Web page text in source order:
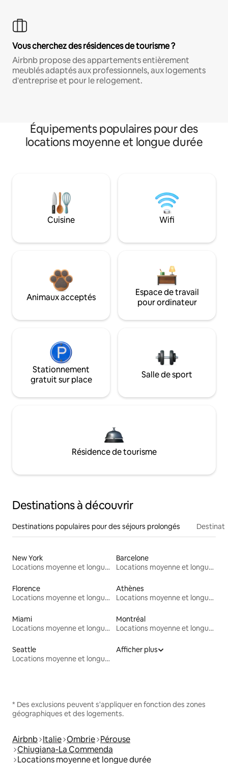
Vous cherchez des résidences de tourisme ?
Airbnb propose des appartements entièrement
meublés adaptés aux professionnels, aux logements
d'entreprise et pour le relogement.
Équipements populaires pour des
locations moyenne et longue durée
Cuisine Wifi
Animaux acceptés
Espace de travail
pour ordinateur
Stationnement
gratuit sur place
Salle de sport
Résidence de tourisme
Destinations à découvrir
Destinations populaires pour des séjours prolongés
New York
Locations moyenne et longue durée
Barcelone
Locations moyenne et longue durée
Florence
Locations moyenne et longue durée
Athènes
Locations moyenne et longue durée
Miami
Locations moyenne et longue durée
Montréal
Locations moyenne et longue durée
Seattle
Locations moyenne et longue durée
Afficher plus
* Des exclusions peuvent s'appliquer en fonction des zones
géographiques et des logements.
Airbnb Italie Ombrie Pérouse
Chiugiana-La Commenda
Locations moyenne et longue durée